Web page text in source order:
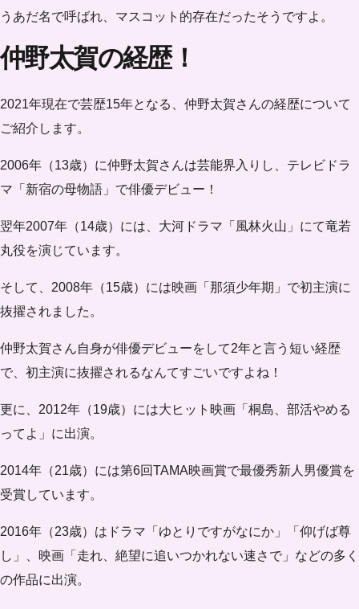
うあだ名で呼ばれ、マスコット的存在だったそうですよ。
仲野太賀の経歴！
2021年現在で芸歴15年となる、仲野太賀さんの経歴について
ご紹介します。
2006年（13歳）に仲野太賀さんは芸能界入りし、テレビドラ
マ「新宿の母物語」で俳優デビュー！
翌年2007年（14歳）には、大河ドラマ「風林火山」にて竜若
丸役を演じています。
そして、2008年（15歳）には映画「那須少年期」で初主演に
抜擢されました。
仲野太賀さん自身が俳優デビューをして2年と言う短い経歴
で、初主演に抜擢されるなんてすごいですよね！
更に、2012年（19歳）には大ヒット映画「桐島、部活やめる
ってよ」に出演。
2014年（21歳）には第6回TAMA映画賞で最優秀新人男優賞を
受賞しています。
2016年（23歳）はドラマ「ゆとりですがなにか」「仰げば尊
し」、映画「走れ、絶望に追いつかれない速さで」などの多く
の作品に出演。